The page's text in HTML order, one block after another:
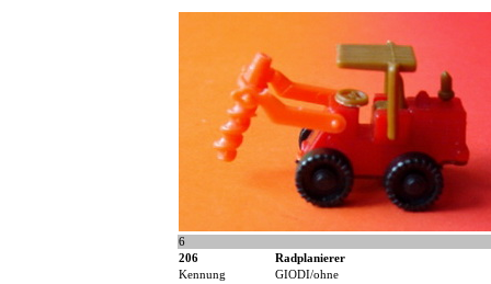
6
206
Radplanierer
Kennung
GIODI/ohne